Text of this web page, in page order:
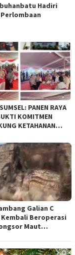
Hadiri
PANEN RAYA
KOMITMEN
KETAHANAN
Galian C
Beroperasi
Maut